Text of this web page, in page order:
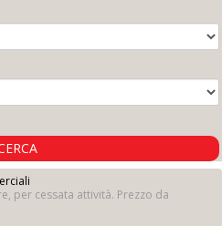
per cessata attività. Prezzo da